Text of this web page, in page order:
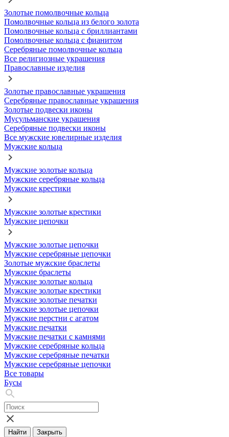
Золотые помолвочные кольца
Помолвочные кольца из белого золота
Помолвочные кольца с бриллиантами
Помолвочные кольца с фианитом
Серебряные помолвочные кольца
Все религиозные украшения
Православные изделия
Золотые православные украшения
Серебряные православные украшения
Золотые подвески иконы
Мусульманские украшения
Серебряные подвески иконы
Все мужские ювелирные изделия
Мужские кольца
Мужские золотые кольца
Мужские серебряные кольца
Мужские крестики
Мужские золотые крестики
Мужские цепочки
Мужские золотые цепочки
Мужские серебряные цепочки
Золотые мужские браслеты
Мужские браслеты
Мужские золотые кольца
Мужские золотые крестики
Мужские золотые печатки
Мужские золотые цепочки
Мужские перстни с агатом
Мужские печатки
Мужские печатки с камнями
Мужские серебряные кольца
Мужские серебряные печатки
Мужские серебряные цепочки
Все товары
Бусы
Найти Закрыть